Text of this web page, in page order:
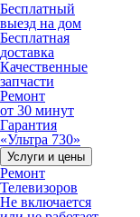
Бесплатный
выезд на дом
Бесплатная
доставка
Качественные
запчасти
Ремонт
от 30 минут
Гарантия
«Ультра 730»
Услуги и цены
Ремонт
Телевизоров
Не включается